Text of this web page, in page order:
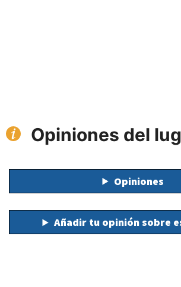
Opiniones del
Opiniones
Añadir tu opinión sobre